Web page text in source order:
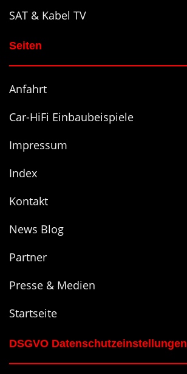
SAT & Kabel TV
Seiten
Anfahrt
Car-HiFi Einbaubeispiele
Impressum
Index
Kontakt
News Blog
Partner
Presse & Medien
Startseite
DSGVO Datenschutzeinstellungen